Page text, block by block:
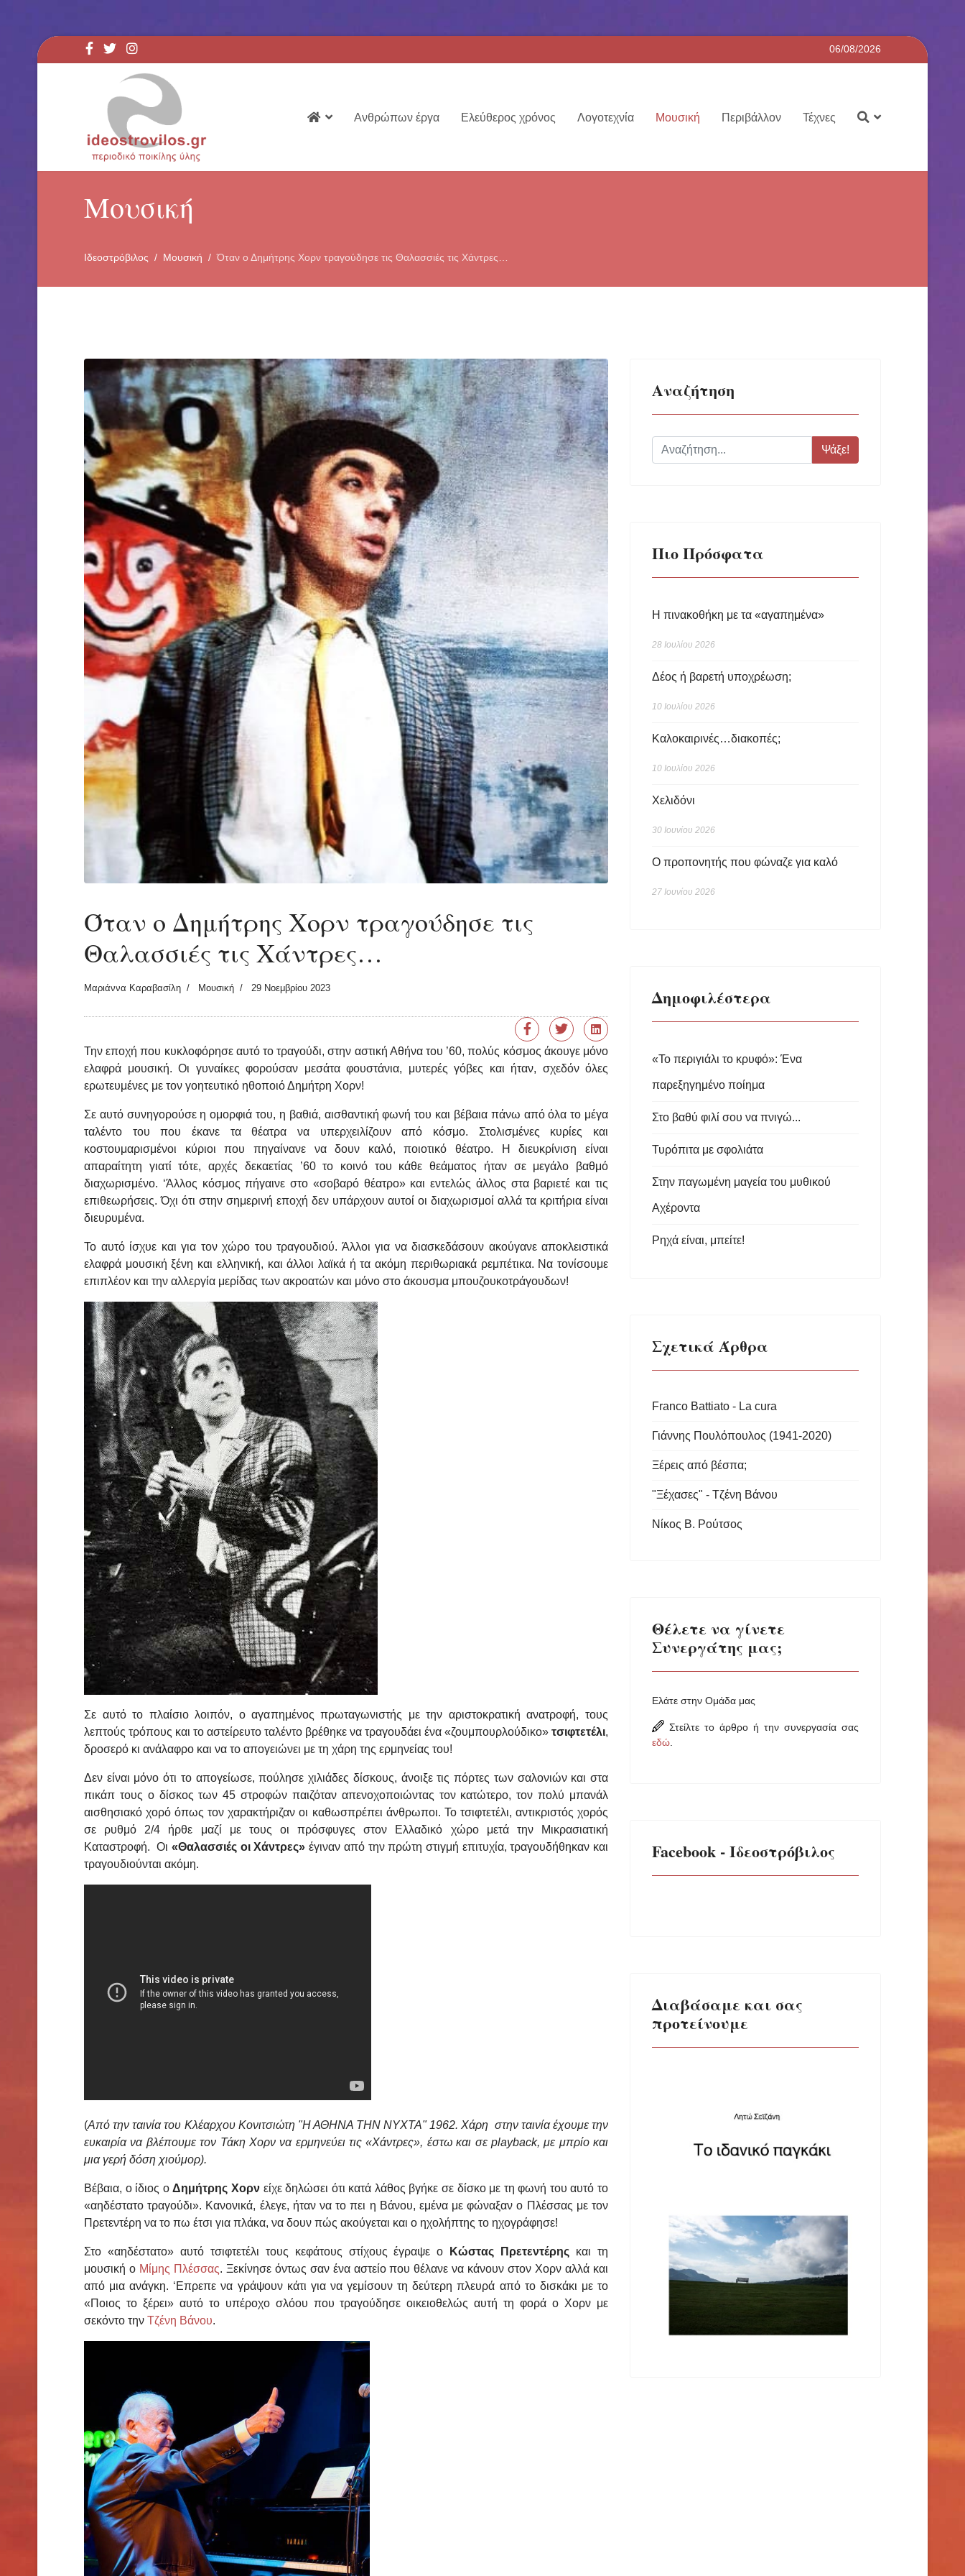
06/08/2026
Ανθρώπων έργα Ελεύθερος χρόνος Λογοτεχνία Μουσική Περιβάλλον Τέχνες
Μουσική
Ιδεοστρόβιλος Μουσική Όταν ο Δημήτρης Χορν τραγούδησε τις Θαλασσιές τις Χάντρες…
Όταν ο Δημήτρης Χορν τραγούδησε τις
Θαλασσιές τις Χάντρες…
Μαριάννα Καραβασίλη Μουσική 29 Νοεμβρίου 2023
Την εποχή που κυκλοφόρησε αυτό το τραγούδι, στην αστική Αθήνα του ’60, πολύς κόσμος άκουγε μόνο
ελαφρά μουσική. Οι γυναίκες φορούσαν μεσάτα φουστάνια, μυτερές γόβες και ήταν, σχεδόν όλες
ερωτευμένες με τον γοητευτικό ηθοποιό Δημήτρη Χορν!
Σε αυτό συνηγορούσε η ομορφιά του, η βαθιά, αισθαντική φωνή του και βέβαια πάνω από όλα το μέγα
ταλέντο του που έκανε τα θέατρα να υπερχειλίζουν από κόσμο. Στολισμένες κυρίες και
κοστουμαρισμένοι κύριοι που πηγαίνανε να δουν καλό, ποιοτικό θέατρο. Η διευκρίνιση είναι
απαραίτητη γιατί τότε, αρχές δεκαετίας ’60 το κοινό του κάθε θεάματος ήταν σε μεγάλο βαθμό
διαχωρισμένο. ‘Άλλος κόσμος πήγαινε στο «σοβαρό θέατρο» και εντελώς άλλος στα βαριετέ και τις
επιθεωρήσεις. Όχι ότι στην σημερινή εποχή δεν υπάρχουν αυτοί οι διαχωρισμοί αλλά τα κριτήρια είναι
διευρυμένα.
Το αυτό ίσχυε και για τον χώρο του τραγουδιού. Άλλοι για να διασκεδάσουν ακούγανε αποκλειστικά
ελαφρά μουσική ξένη και ελληνική, και άλλοι λαϊκά ή τα ακόμη περιθωριακά ρεμπέτικα. Να τονίσουμε
επιπλέον και την αλλεργία μερίδας των ακροατών και μόνο στο άκουσμα μπουζουκοτράγουδων!
Σε αυτό το πλαίσιο λοιπόν, ο αγαπημένος πρωταγωνιστής με την αριστοκρατική ανατροφή, τους
λεπτούς τρόπους και το αστείρευτο ταλέντο βρέθηκε να τραγουδάει ένα «ζουμπουρλούδικο» τσιφτετέλι,
δροσερό κι ανάλαφρο και να το απογειώνει με τη χάρη της ερμηνείας του!
Δεν είναι μόνο ότι το απογείωσε, πούλησε χιλιάδες δίσκους, άνοιξε τις πόρτες των σαλονιών και στα
πικάπ τους ο δίσκος των 45 στροφών παιζόταν απενοχοποιώντας τον κατώτερο, τον πολύ μπανάλ
αισθησιακό χορό όπως τον χαρακτήριζαν οι καθωσπρέπει άνθρωποι. Το τσιφτετέλι, αντικριστός χορός
σε ρυθμό 2/4 ήρθε μαζί με τους οι πρόσφυγες στον Ελλαδικό χώρο μετά την Μικρασιατική
Καταστροφή. Οι«Θαλασσιές οι Χάντρες» έγιναν από την πρώτη στιγμή επιτυχία, τραγουδήθηκαν και
τραγουδιούνται ακόμη.
(Από την ταινία του Κλέαρχου Κονιτσιώτη "Η ΑΘΗΝΑ ΤΗΝ ΝΥΧΤΑ" 1962.Xάρη στην ταινία έχουμε την
ευκαιρία να βλέπουμε τον Τάκη Χορν να ερμηνεύει τις «Χάντρες», έστω και σε playback, με μπρίο και
μια γερή δόση χιούμορ).
Βέβαια, ο ίδιος οΔημήτρης Χορνείχε δηλώσει ότι κατά λάθος βγήκε σε δίσκο με τη φωνή του αυτό το
«αηδέστατο τραγούδι». Κανονικά, έλεγε, ήταν να το πει η Βάνου, εμένα με φώναξαν ο Πλέσσας με τον
Πρετεντέρη να το πω έτσι για πλάκα, να δουν πώς ακούγεται και ο ηχολήπτης το ηχογράφησε!
Στο «αηδέστατο» αυτό τσιφτετέλι τους κεφάτους στίχους έγραψε ο Κώστας Πρετεντέρης και τη
μουσική ο Μίμης Πλέσσας. Ξεκίνησε όντως σαν ένα αστείο που θέλανε να κάνουν στον Χορν αλλά και
από μια ανάγκη. ‘Επρεπε να γράψουν κάτι για να γεμίσουν τη δεύτερη πλευρά από το δισκάκι με το
«Ποιος το ξέρει» αυτό το υπέροχο σλόου που τραγούδησε οικειοθελώς αυτή τη φορά ο Χορν με
σεκόντο την Τζένη Βάνου.
Αναζήτηση
Ψάξε!
Πιο Πρόσφατα
Η πινακοθήκη με τα «αγαπημένα»
28 Ιουλίου 2026
Δέος ή βαρετή υποχρέωση;
10 Ιουλίου 2026
Καλοκαιρινές…διακοπές;
10 Ιουλίου 2026
Χελιδόνι
30 Ιουνίου 2026
Ο προπονητής που φώναζε για καλό
27 Ιουνίου 2026
Δημοφιλέστερα
«Το περιγιάλι το κρυφό»: Ένα
παρεξηγημένο ποίημα
Στο βαθύ φιλί σου να πνιγώ...
Τυρόπιτα με σφολιάτα
Στην παγωμένη μαγεία του μυθικού
Αχέροντα
Ρηχά είναι, μπείτε!
Σχετικά Άρθρα
Franco Battiato - La cura
Γιάννης Πουλόπουλος (1941-2020)
Ξέρεις από βέσπα;
"Ξέχασες" - Τζένη Βάνου
Νίκος Β. Ρούτσος
Θέλετε να γίνετε
Συνεργάτης μας;
Ελάτε στην Ομάδα μας
Στείλτε το άρθρο ή την συνεργασία σας
εδώ
Facebook - Ιδεοστρόβιλος
Διαβάσαμε και σας
προτείνουμε